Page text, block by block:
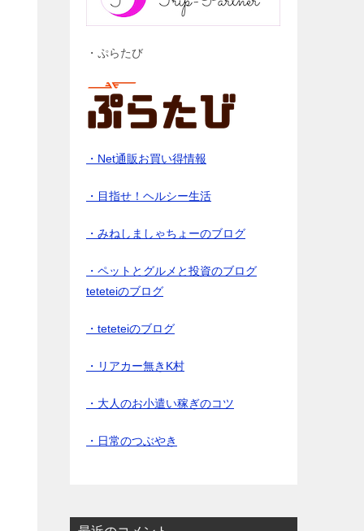
・ぷらたび
・Net通販お買い得情報
・目指せ！ヘルシー生活
・みねしましゃちょーのブログ
・ペットとグルメと投資のブログ
teteteiのブログ
・teteteiのブログ
・リアカー無きK村
・大人のお小遣い稼ぎのコツ
・日常のつぶやき